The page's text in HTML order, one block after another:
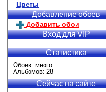
Цветы
Добавление обоев
Добавить обои
Вход для VIP
Статистика
Обоев: много
Альбомов: 28
Сейчас на сайте